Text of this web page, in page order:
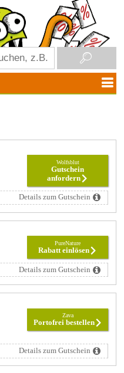
Wolfsblut
Gutschein
anfordern
Details zum Gutschein
PureNature
Rabatt einlösen
Details zum Gutschein
Zava
Portofrei bestellen
Details zum Gutschein